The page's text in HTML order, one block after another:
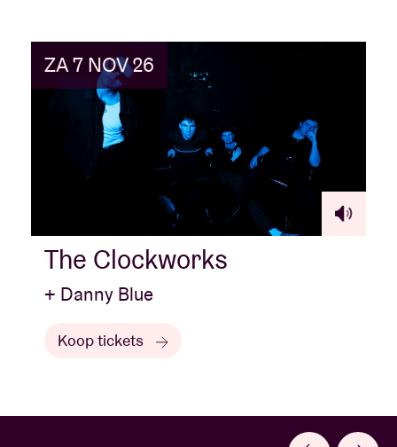
ZA 7 NOV 26
The Clockworks
+ Danny Blue
Koop tickets